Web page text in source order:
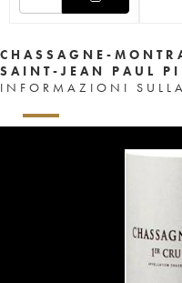
CHASSAGNE-
SAINT-JEAN PAUL
INFORMAZIONI